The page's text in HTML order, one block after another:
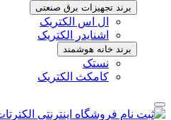
برند تجهیزات برق صنعتی
ال اس الکتریک
اشنایدر الکتریک
برند خانه هوشمند
نستک
کامکث الکتریک